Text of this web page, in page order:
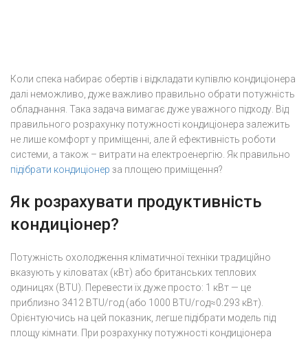
Коли спека набирає обертів і відкладати купівлю кондиціонера
далі неможливо, дуже важливо правильно обрати потужність
обладнання. Така задача вимагає дуже уважного підходу. Від
правильного розрахунку потужності кондиціонера залежить
не лише комфорт у приміщенні, але й ефективність роботи
системи, а також – витрати на електроенергію. Як правильно
підібрати кондиціонер за площею приміщення?
Як розрахувати продуктивність
кондиціонер?
Потужність охолодження кліматичної техніки традиційно
вказують у кіловатах (кВт) або британських теплових
одиницях (BTU). Перевести їх дуже просто: 1 кВт — це
приблизно 3412 BTU/год (або 1000 BTU/год≈0.293 кВт).
Орієнтуючись на цей показник, легше підібрати модель під
площу кімнати. При розрахунку потужності кондиціонера